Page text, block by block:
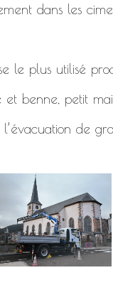
dans les
le plus utilisé
benne, petit
de